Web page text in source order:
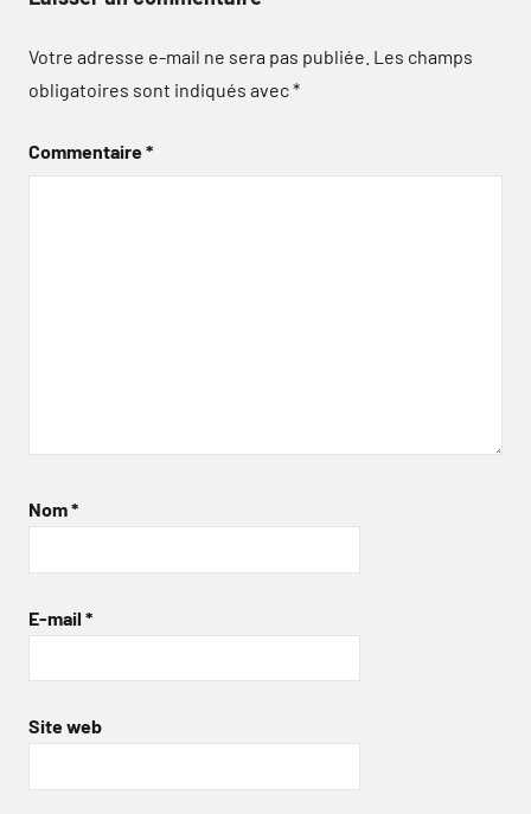
Votre adresse e-mail ne sera pas publiée. Les champs
obligatoires sont indiqués avec*
Commentaire*
Nom*
E-mail *
Site web